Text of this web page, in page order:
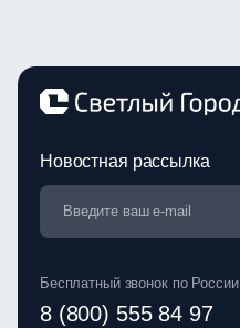
Новостная рассылка
Бесплатный звонок по России
8 (800) 555 84 97